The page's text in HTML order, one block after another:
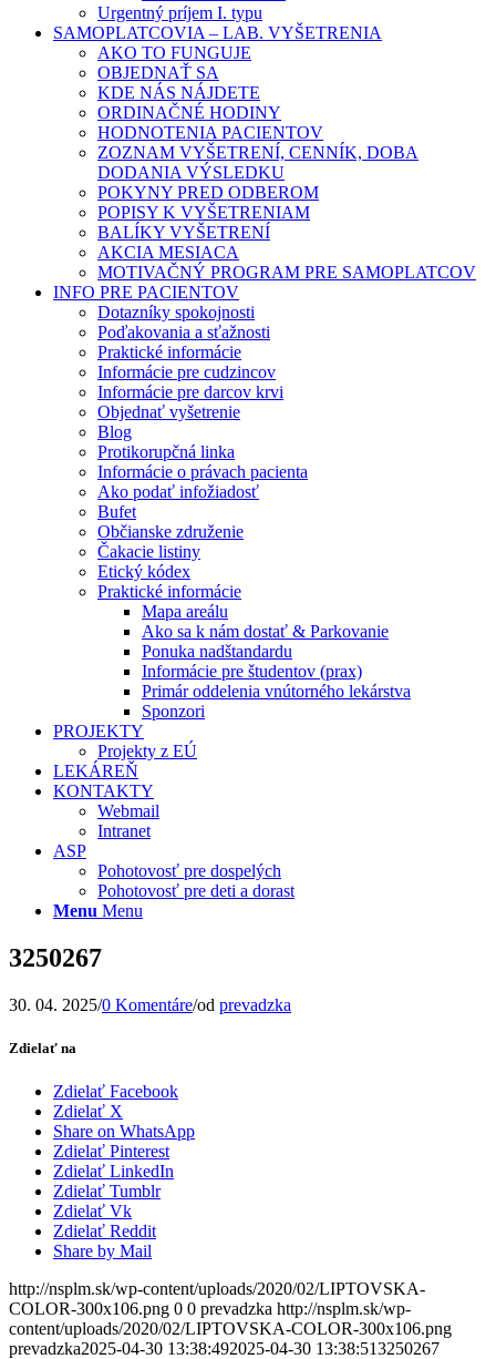
Urgentný príjem I. typu
SAMOPLATCOVIA – LAB. VYŠETRENIA
AKO TO FUNGUJE
OBJEDNAŤ SA
KDE NÁS NÁJDETE
ORDINAČNÉ HODINY
HODNOTENIA PACIENTOV
ZOZNAM VYŠETRENÍ, CENNÍK, DOBA
DODANIA VÝSLEDKU
POKYNY PRED ODBEROM
POPISY K VYŠETRENIAM
BALÍKY VYŠETRENÍ
AKCIA MESIACA
MOTIVAČNÝ PROGRAM PRE SAMOPLATCOV
INFO PRE PACIENTOV
Dotazníky spokojnosti
Poďakovania a sťažnosti
Praktické informácie
Informácie pre cudzincov
Informácie pre darcov krvi
Objednať vyšetrenie
Blog
Protikorupčná linka
Informácie o právach pacienta
Ako podať infožiadosť
Bufet
Občianske združenie
Čakacie listiny
Etický kódex
Praktické informácie
Mapa areálu
Ako sa k nám dostať & Parkovanie
Ponuka nadštandardu
Informácie pre študentov (prax)
Primár oddelenia vnútorného lekárstva
Sponzori
PROJEKTY
Projekty z EÚ
LEKÁREŇ
KONTAKTY
Webmail
Intranet
ASP
Pohotovosť pre dospelých
Pohotovosť pre deti a dorast
Menu Menu
3250267
30. 04. 2025/0 Komentáre/od prevadzka
Zdielať na
Zdielať Facebook
Zdielať X
Share on WhatsApp
Zdielať Pinterest
Zdielať LinkedIn
Zdielať Tumblr
Zdielať Vk
Zdielať Reddit
Share by Mail
http://nsplm.sk/wp-content/uploads/2020/02/LIPTOVSKA-
COLOR-300x106.png 0 0 prevadzka http://nsplm.sk/wp-
content/uploads/2020/02/LIPTOVSKA-COLOR-300x106.png
prevadzka2025-04-30 13:38:492025-04-30 13:38:513250267